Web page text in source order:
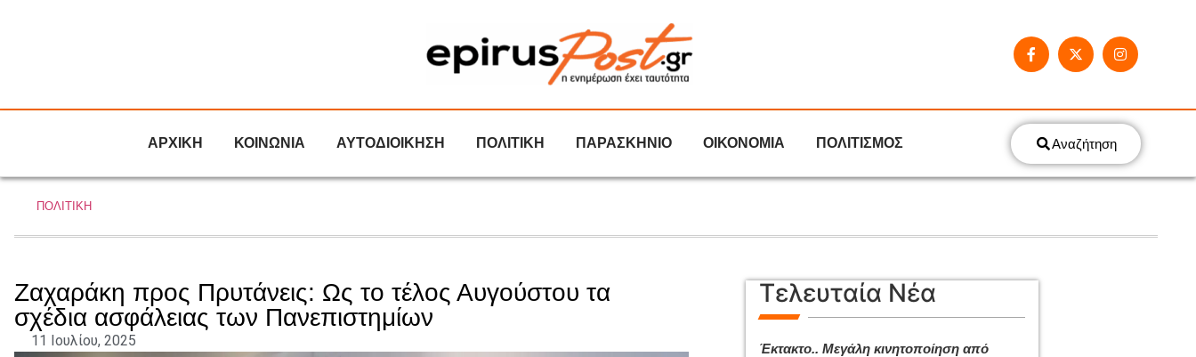
ΑΡΧΙΚΗ ΚΟΙΝΩΝΙΑ ΑΥΤΟΔΙΟΙΚΗΣΗ ΠΟΛΙΤΙΚΗ ΠΑΡΑΣΚΗΝΙΟ ΟΙΚΟΝΟΜΙΑ ΠΟΛΙΤΙΣΜΟΣ Αναζήτηση
ΠΟΛΙΤΙΚΗ
Ζαχαράκη προς Πρυτάνεις: Ως το τέλος Αυγούστου τα
σχέδια ασφάλειας των Πανεπιστημίων
11 Ιουλίου, 2025
Τελευταία Νέα
Έκτακτο.. Μεγάλη κινητοποίηση από